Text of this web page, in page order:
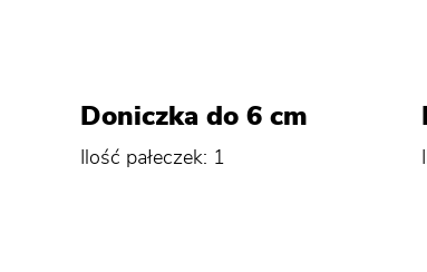
Doniczka do 6 cm
Ilość pałeczek: 1